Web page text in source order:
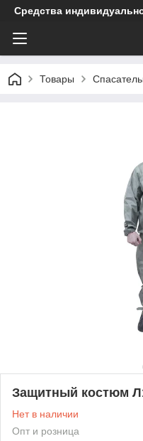
Средства
Товары
Защитный костюм
Нет в наличии
Опт и розница